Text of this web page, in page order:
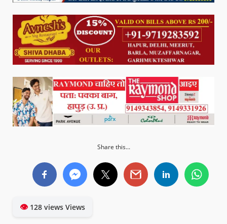
Share this...
👁128 views Views